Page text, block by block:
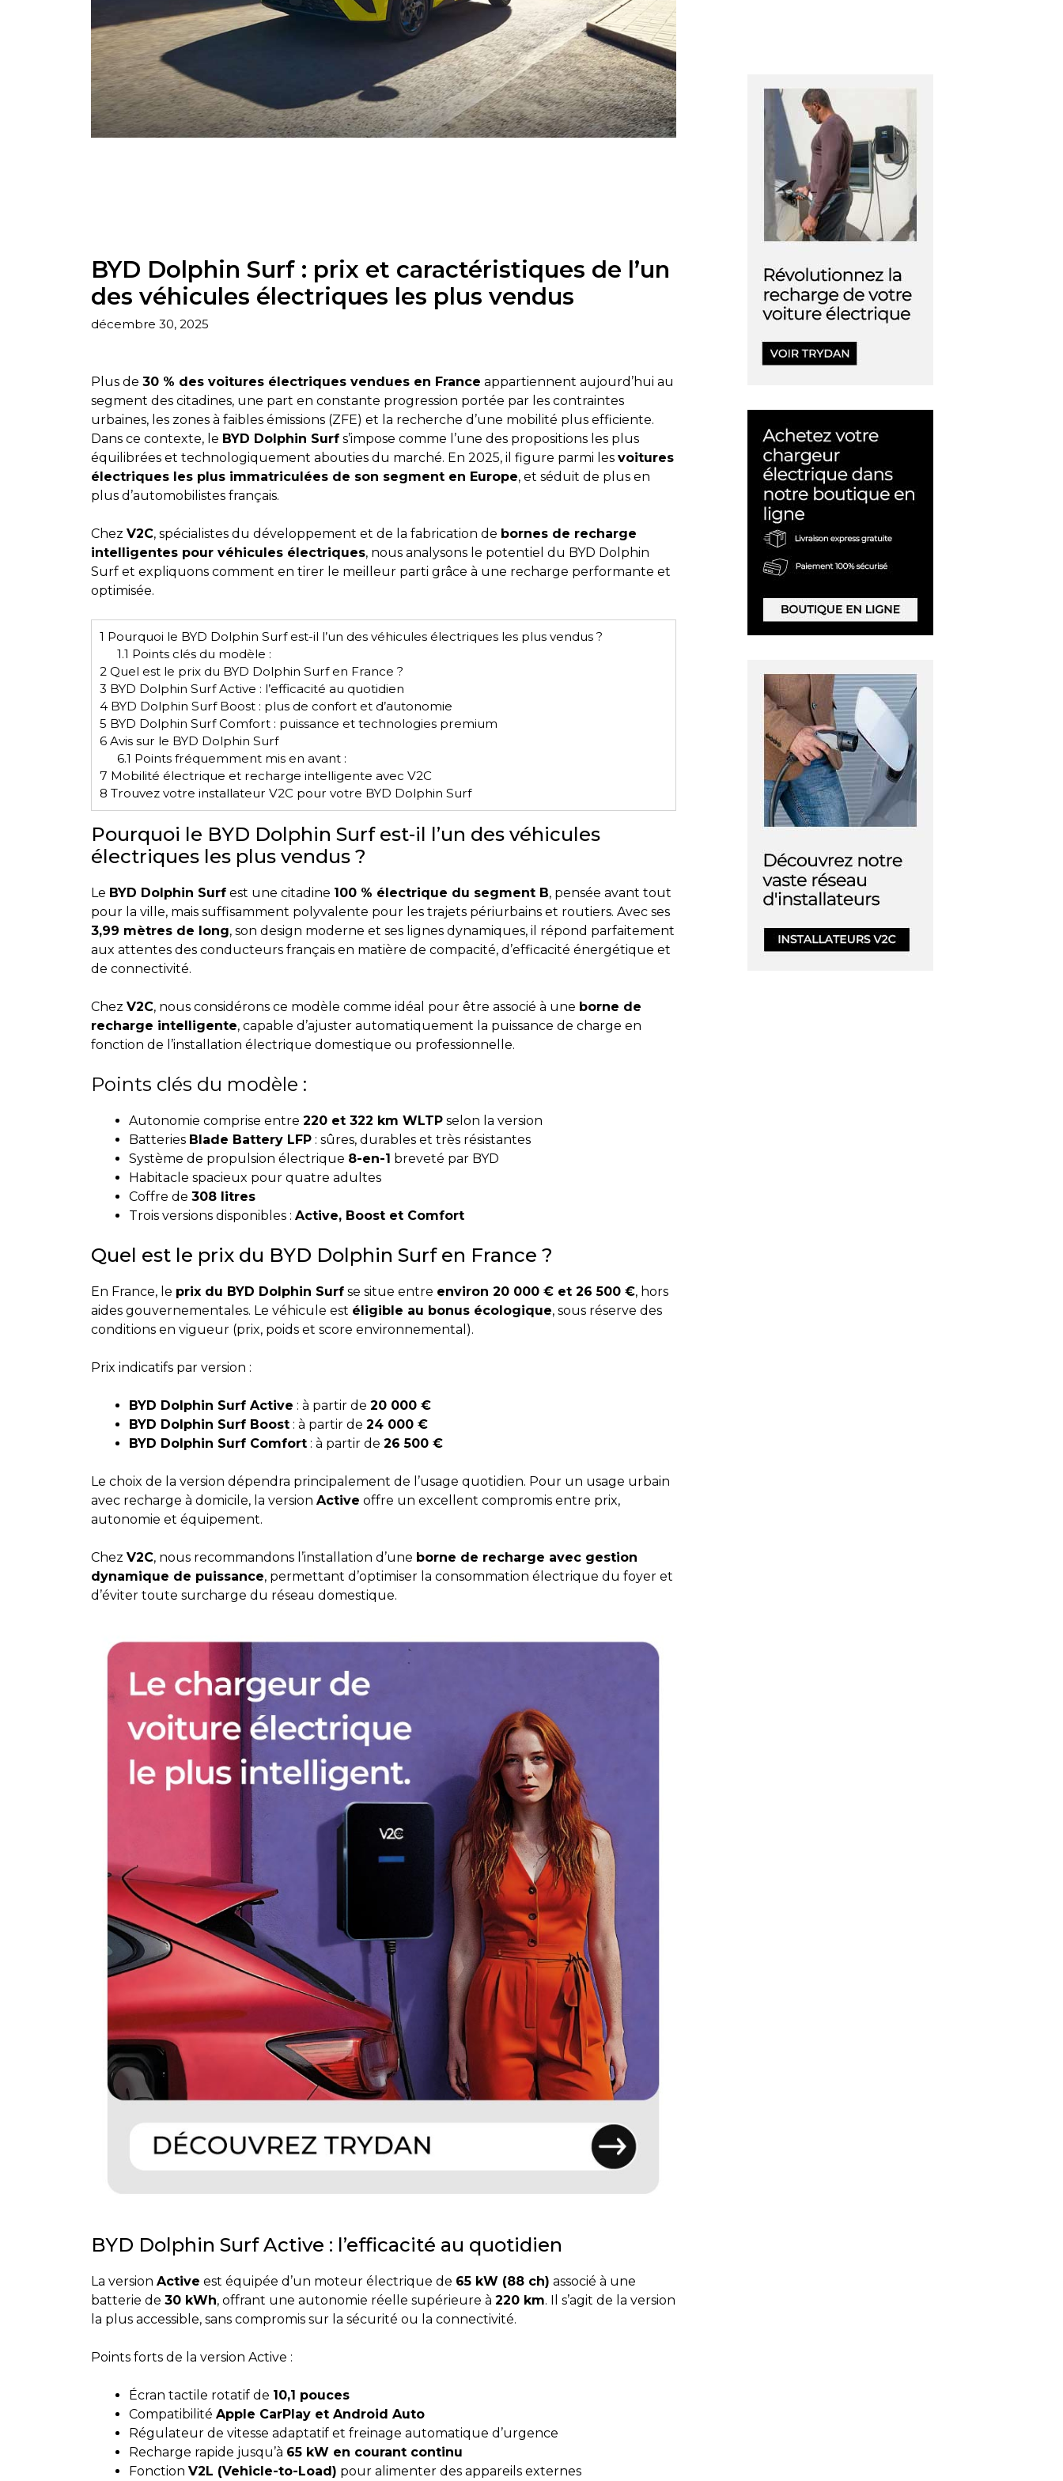
BYD Dolphin Surf : prix et caractéristiques de l’un
des véhicules électriques les plus vendus
décembre 30, 2025
Plus de 30 % des voitures électriques vendues en France appartiennent aujourd’hui au
segment des citadines, une part en constante progression portée par les contraintes
urbaines, les zones à faibles émissions (ZFE) et la recherche d’une mobilité plus efficiente.
Dans ce contexte, le BYD Dolphin Surfs’impose comme l’une des propositions les plus
équilibrées et technologiquement abouties du marché. En 2025, il figure parmi les voitures
électriques les plus immatriculées de son segment en Europe, et séduit de plus en
plus d’automobilistes français.
Chez V2C, spécialistes du développement et de la fabrication de bornes de recharge
intelligentes pour véhicules électriques, nous analysons le potentiel du BYD Dolphin
Surf et expliquons comment en tirer le meilleur parti grâce à une recharge performante et
optimisée.
1 Pourquoi le BYD Dolphin Surf est-il l’un des véhicules électriques les plus vendus ?
1.1 Points clés du modèle :
2Quel est le prix du BYD Dolphin Surf en France ?
3 BYD Dolphin Surf Active : l’efficacité au quotidien
4BYD Dolphin Surf Boost : plus de confort et d’autonomie
5 BYD Dolphin Surf Comfort : puissance et technologies premium
6Avis sur le BYD Dolphin Surf
6.1 Points fréquemment mis en avant :
7 Mobilité électrique et recharge intelligente avec V2C
8 Trouvez votre installateur V2C pour votre BYD Dolphin Surf
Pourquoi le BYD Dolphin Surf est-il l’un des véhicules
électriques les plus vendus ?
Le BYD Dolphin Surfest une citadine 100 % électrique du segment B, pensée avant tout
pour la ville, mais suffisamment polyvalente pour les trajets périurbains et routiers. Avec ses
3,99 mètres de long, son design moderne et ses lignes dynamiques, il répond parfaitement
aux attentes des conducteurs français en matière de compacité, d’efficacité énergétique et
de connectivité.
Chez V2C, nous considérons ce modèle comme idéal pour être associé à une borne de
recharge intelligente, capable d’ajuster automatiquement la puissance de charge en
fonction de l’installation électrique domestique ou professionnelle.
Points clés du modèle :
Autonomie comprise entre 220 et 322 km WLTPselon la version
Batteries Blade Battery LFP: sûres, durables et très résistantes
Système de propulsion électrique 8-en-1 breveté par BYD
Habitacle spacieux pour quatre adultes
Coffre de 308 litres
Trois versions disponibles : Active, Boost et Comfort
Quel est le prix du BYD Dolphin Surf en France ?
En France, le prix du BYD Dolphin Surfse situe entre environ 20 000 € et 26 500 €, hors
aides gouvernementales. Le véhicule est éligible au bonus écologique, sous réserve des
conditions en vigueur (prix, poids et score environnemental).
Prix indicatifs par version :
BYD Dolphin Surf Active : à partir de 20 000 €
BYD Dolphin Surf Boost: à partir de 24 000 €
BYD Dolphin Surf Comfort: à partir de 26 500 €
Le choix de la version dépendra principalement de l’usage quotidien. Pour un usage urbain
avec recharge à domicile, la version Active offre un excellent compromis entre prix,
autonomie et équipement.
Chez V2C, nous recommandons l’installation d’une borne de recharge avec gestion
dynamique de puissance, permettant d’optimiser la consommation électrique du foyer et
d’éviter toute surcharge du réseau domestique.
BYD Dolphin Surf Active : l’efficacité au quotidien
La version Active est équipée d’un moteur électrique de 65 kW (88 ch) associé à une
batterie de 30 kWh, offrant une autonomie réelle supérieure à 220 km. Il s’agit de la version
la plus accessible, sans compromis sur la sécurité ou la connectivité.
Points forts de la version Active :
Écran tactile rotatif de 10,1 pouces
Compatibilité Apple CarPlay et Android Auto
Régulateur de vitesse adaptatif et freinage automatique d’urgence
Recharge rapide jusqu’à 65 kW en courant continu
Fonction V2L (Vehicle-to-Load) pour alimenter des appareils externes